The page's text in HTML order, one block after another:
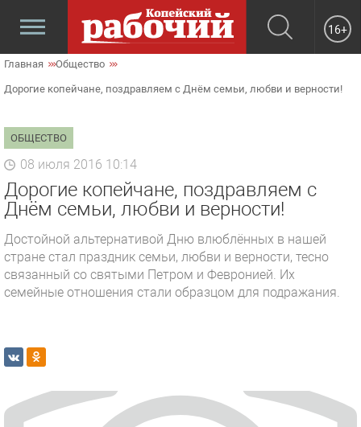
16+
Главная Общество
Дорогие копейчане, поздравляем с Днём семьи, любви и верности!
ОБЩЕСТВО
08 июля 2016 10:14
Дорогие копейчане, поздравляем с
Днём семьи, любви и верности!
Достойной альтернативой Дню влюблённых в нашей
стране стал праздник семьи, любви и верности, тесно
связанный со святыми Петром и Февронией. Их
семейные отношения стали образцом для подражания.